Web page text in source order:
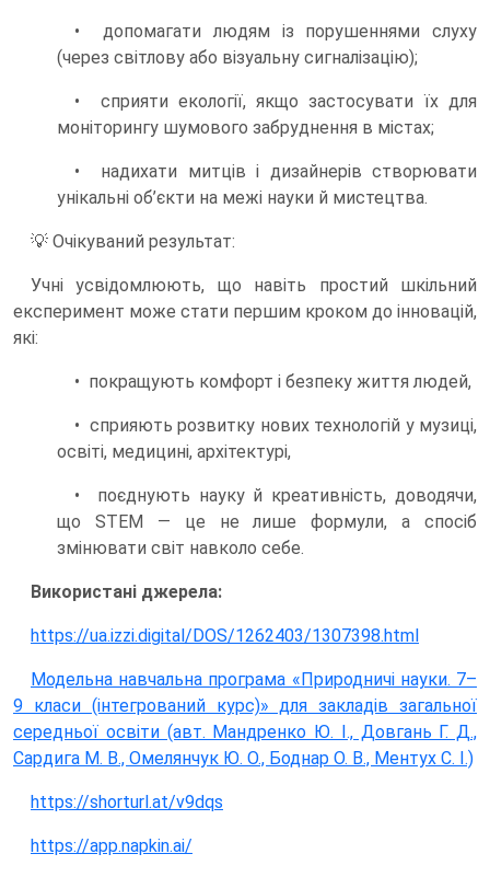
• допомагати людям із порушеннями слуху
(через світлову або візуальну сигналізацію);
• сприяти екології, якщо застосувати їх для
моніторингу шумового забруднення в містах;
• надихати митців і дизайнерів створювати
унікальні об’єкти на межі науки й мистецтва.
💡 Очікуваний результат:
Учні усвідомлюють, що навіть простий шкільний
експеримент може стати першим кроком до інновацій,
які:
• покращують комфорт і безпеку життя людей,
• сприяють розвитку нових технологій у музиці,
освіті, медицині, архітектурі,
• поєднують науку й креативність, доводячи,
що STEM — це не лише формули, а спосіб
змінювати світ навколо себе.
Використані джерела:
https://ua.izzi.digital/DOS/1262403/1307398.html
Модельна навчальна програма «Природничі науки. 7–
9 класи (інтегрований курс)» для закладів загальної
середньої освіти (авт. Мандренко Ю. І., Довгань Г. Д.,
Сардига М. В., Омелянчук Ю. О., Боднар О. В., Ментух С. І.)
https://shorturl.at/v9dqs
https://app.napkin.ai/